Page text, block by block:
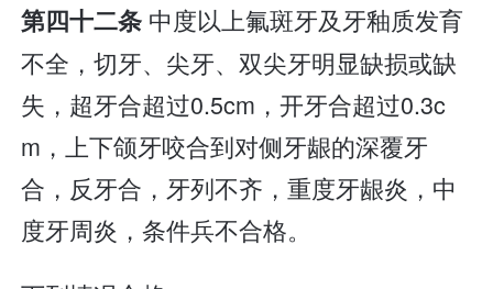
第四十二条 中度以上氟斑牙及牙釉质发育
不全，切牙、尖牙、双尖牙明显缺损或缺
失，超牙合超过0.5cm，开牙合超过0.3c
m，上下颌牙咬合到对侧牙龈的深覆牙
合，反牙合，牙列不齐，重度牙龈炎，中
度牙周炎，条件兵不合格。